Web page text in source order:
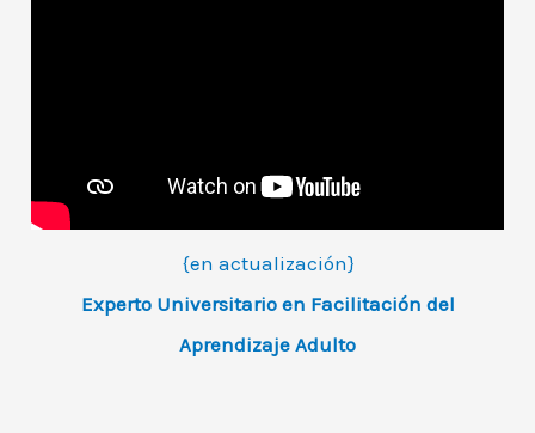
{en actualización}
Experto Universitario en Facilitación del
Aprendizaje Adulto